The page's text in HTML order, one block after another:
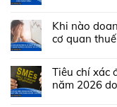
Khi nào
cơ quan
Tiêu chí xác
năm 2026